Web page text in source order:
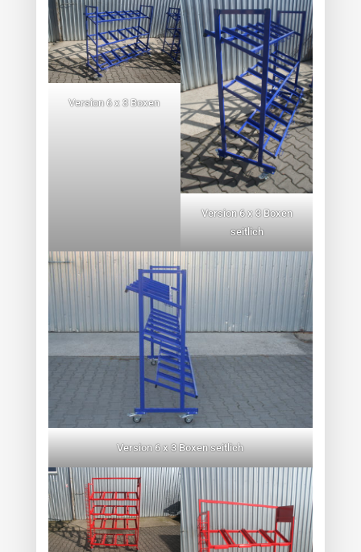
Version 6 x 3 Boxen
Version 6 x 3 Boxen
seitlich
Version 6 x 3 Boxen seitlich